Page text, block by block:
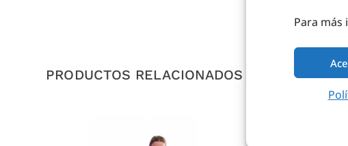
Para más
PRODUCTOS RELACIONADOS